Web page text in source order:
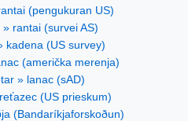
(pengukuran US)
rantai (survei AS)
kadena (US survey)
(američka merenja)
» lanac (sAD)
(US prieskum)
(Bandaríkjaforskoðun)